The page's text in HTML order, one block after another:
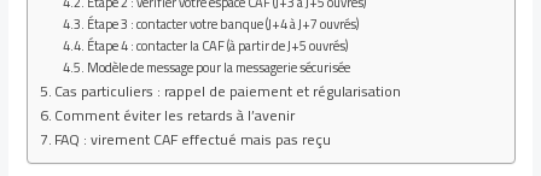
Étape 3 : contacter votre banque (J+4 à J+7 ouvrés)
Étape 4 : contacter la CAF (à partir de J+5 ouvrés)
Modèle de message pour la messagerie sécurisée
Cas particuliers : rappel de paiement et régularisation
Comment éviter les retards à l’avenir
FAQ : virement CAF effectué mais pas reçu